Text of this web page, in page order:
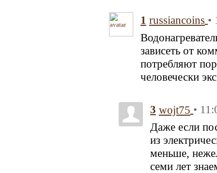
1 russiancoins •
зависеть от
потребляют
человечески
3 wojt75 •
Даже если
из
меньше,
семи лет